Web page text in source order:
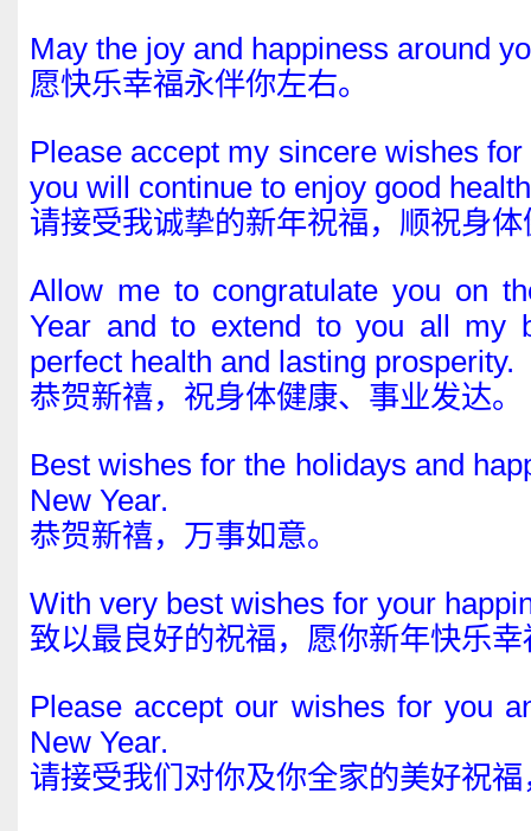
May the joy and happiness around
愿快乐幸福永伴你左右。
Please accept my sincere wishes
you will continue to enjoy good
请接受我诚挚的新年祝福，顺祝身
Allow me to congratulate you on
Year and to extend to you all my
perfect health and lasting prosperity.
恭贺新禧，祝身体健康、事业发达。
Best wishes for the holidays and
New Year.
恭贺新禧，万事如意。
With very best wishes for your
致以最良好的祝福，愿你新年快乐幸
Please accept our wishes for you
New Year.
请接受我们对你及你全家的美好祝